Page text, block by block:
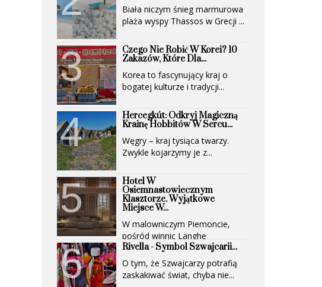
Biała niczym śnieg marmurowa
plaża wyspy Thassos w Grecji ...
Czego Nie Robić W Korei? 10
Zakazów, Które Dla...
Korea to fascynujący kraj o
bogatej kulturze i tradycji...
Hercegkút: Odkryj Magiczną
Krainę Hobbitów W Sercu...
Węgry – kraj tysiąca twarzy.
Zwykle kojarzymy je z...
Hotel W
Osiemnastowiecznym
Klasztorze. Wyjątkowe
Miejsce W...
W malowniczym Piemoncie,
pośród winnic Langhe
(UNESCO)...
Rivella - Symbol Szwajcarii...
O tym, że Szwajcarzy potrafią
zaskakiwać świat, chyba nie...